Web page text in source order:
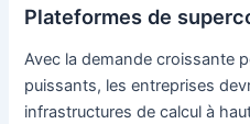
Plateformes de
Avec la demande croissante
puissants, les entreprises
infrastructures de calcul à